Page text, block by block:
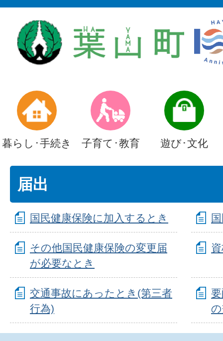
暮らし･手続き 子育て･教育 遊び･文化
届出
国民健康保険に加入するとき
その他国民健康保険の変更届
が必要なとき
交通事故にあったとき(第三者
行為)